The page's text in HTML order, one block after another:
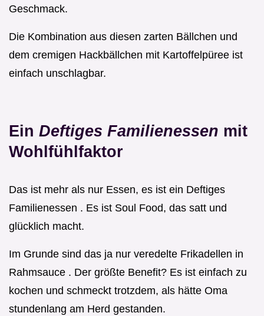
Geschmack.
Die Kombination aus diesen zarten Bällchen und
dem cremigen Hackbällchen mit Kartoffelpüree ist
einfach unschlagbar.
Ein Deftiges Familienessen mit
Wohlfühlfaktor
Das ist mehr als nur Essen, es ist ein Deftiges
Familienessen . Es ist Soul Food, das satt und
glücklich macht.
Im Grunde sind das ja nur veredelte Frikadellen in
Rahmsauce . Der größte Benefit? Es ist einfach zu
kochen und schmeckt trotzdem, als hätte Oma
stundenlang am Herd gestanden.